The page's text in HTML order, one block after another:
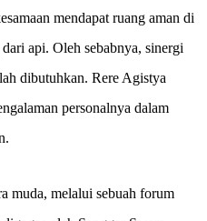
mendapat ruang aman di
api. Oleh sebabnya, sinergi
dibutuhkan. Rere Agistya
personalnya dalam
muda, melalui sebuah forum